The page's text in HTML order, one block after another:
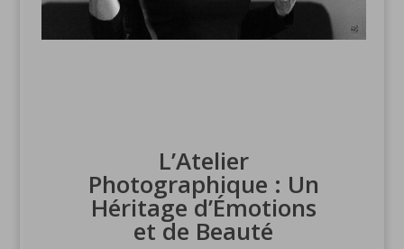
L’Atelier
Photographique : Un
Héritage d’Émotions
et de Beauté